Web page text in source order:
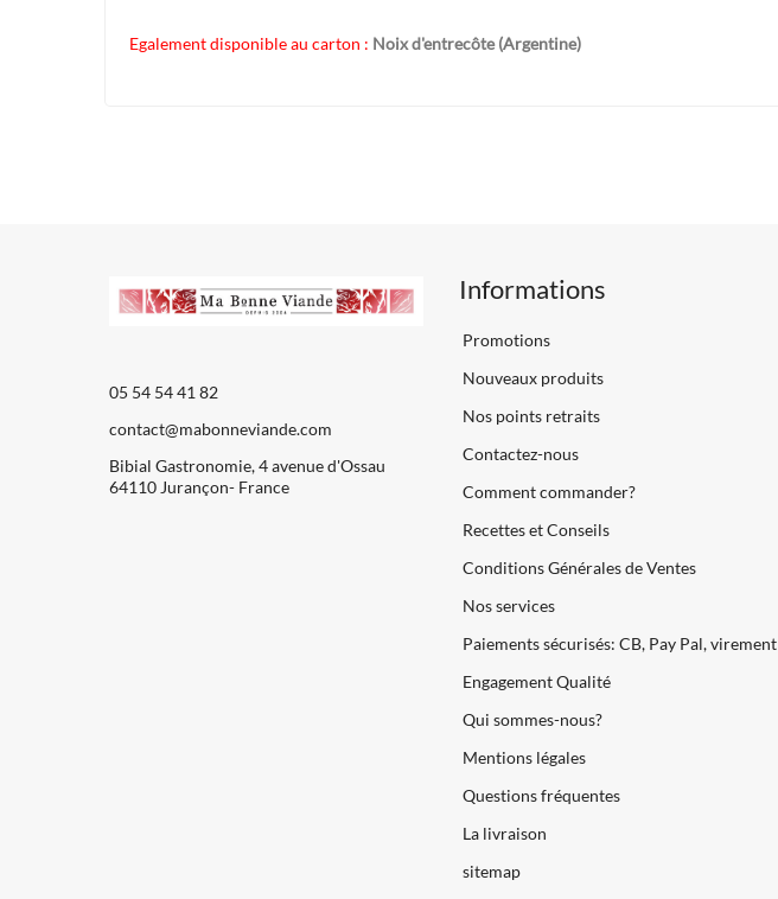
Egalement disponible au carton : Noix d'entrecôte (Argentine)
05 54 54 41 82
contact@mabonneviande.com
Bibial Gastronomie, 4 avenue d'Ossau
64110 Jurançon- France
Informations
Promotions
Nouveaux produits
Nos points retraits
Contactez-nous
Comment commander?
Recettes et Conseils
Conditions Générales de Ventes
Nos services
Paiements sécurisés: CB, Pay Pal, virement
Engagement Qualité
Qui sommes-nous?
Mentions légales
Questions fréquentes
La livraison
sitemap